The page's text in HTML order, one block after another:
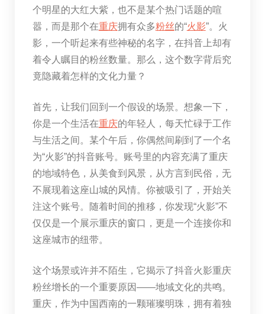
个明星的大红大紫，也不是某个热门话题的喧
嚣，而是那个在重庆拥有众多粉丝的“火影”。火
影，一个听起来有些神秘的名字，在抖音上却有
着令人瞩目的粉丝数量。那么，这个数字背后究
竟隐藏着怎样的文化力量？
首先，让我们回到一个假设的场景。想象一下，
你是一个生活在重庆的年轻人，每天忙碌于工作
与生活之间。某个午后，你偶然间刷到了一个名
为“火影”的抖音账号。账号里的内容充满了重庆
的地域特色，从美食到风景，从方言到民俗，无
不展现着这座山城的风情。你被吸引了，开始关
注这个账号。随着时间的推移，你发现“火影”不
仅仅是一个展示重庆的窗口，更是一个连接你和
这座城市的纽带。
这个场景或许并不陌生，它揭示了抖音火影重庆
粉丝增长的一个重要原因——地域文化的共鸣。
重庆，作为中国西南的一颗璀璨明珠，拥有着独